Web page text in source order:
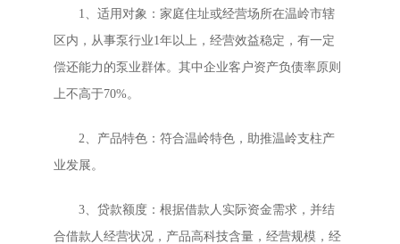
1、适用对象：家庭住址或经营场所在温岭市辖
区内，从事泵行业1年以上，经营效益稳定，有一定
偿还能力的泵业群体。其中企业客户资产负债率原则
上不高于70%。
2、产品特色：符合温岭特色，助推温岭支柱产
业发展。
3、贷款额度：根据借款人实际资金需求，并结
合借款人经营状况，产品高科技含量，经营规模，经